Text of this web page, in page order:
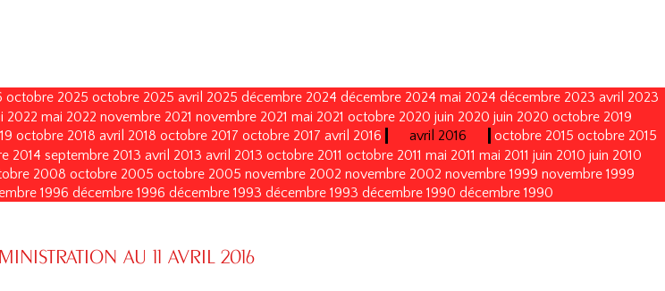
octobre 2025 octobre 2025 avril 2025 décembre 2024 décembre 2024 mai 2024 décembre 2023 avril 2023
2022 mai 2022 novembre 2021 novembre 2021 mai 2021 octobre 2020 juin 2020 juin 2020 octobre 2019
octobre 2018 avril 2018 octobre 2017 octobre 2017 avril 2016 avril 2016 octobre 2015 octobre 2015
2014 septembre 2013 avril 2013 avril 2013 octobre 2011 octobre 2011 mai 2011 mai 2011 juin 2010 juin 2010
2008 octobre 2005 octobre 2005 novembre 2002 novembre 2002 novembre 1999 novembre 1999
1996 décembre 1996 décembre 1993 décembre 1993 décembre 1990 décembre 1990
AU 11 AVRIL 2016